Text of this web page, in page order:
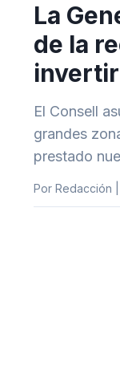
La
de la
El Consell
grandes
prestado
Por Redacción